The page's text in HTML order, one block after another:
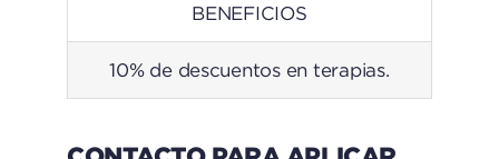
BENEFICIOS
10% de descuentos en terapias.